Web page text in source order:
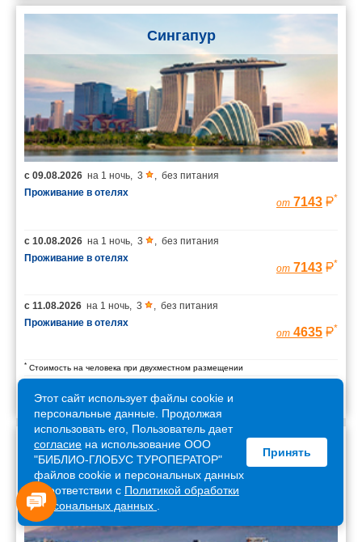
Сингапур
с 09.08.2026 на 1 ночь 3
без питания
Проживание в отелях
от 7143 *
с 10.08.2026 на 1 ночь 3
без питания
Проживание в отелях
от 7143 *
с 11.08.2026 на 1 ночь 3
без питания
Проживание в отелях
от 4635 *
* Стоимость на человека при двухместном размещении
Армения
Этот сайт использует файлы cookie и
персональные данные. Продолжая
использовать его, Пользователь дает
согласие на использование ООО
"БИБЛИО-ГЛОБУС ТУРОПЕРАТОР"
файлов cookie и персональных данных
в соответствии с Политикой обработки
персональных данных
Принять